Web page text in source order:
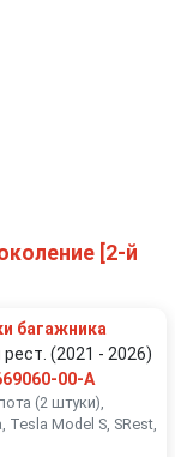
[2-й
багажника
(2021 - 2026)
00-A
(2 штуки),
Model S, SRest,